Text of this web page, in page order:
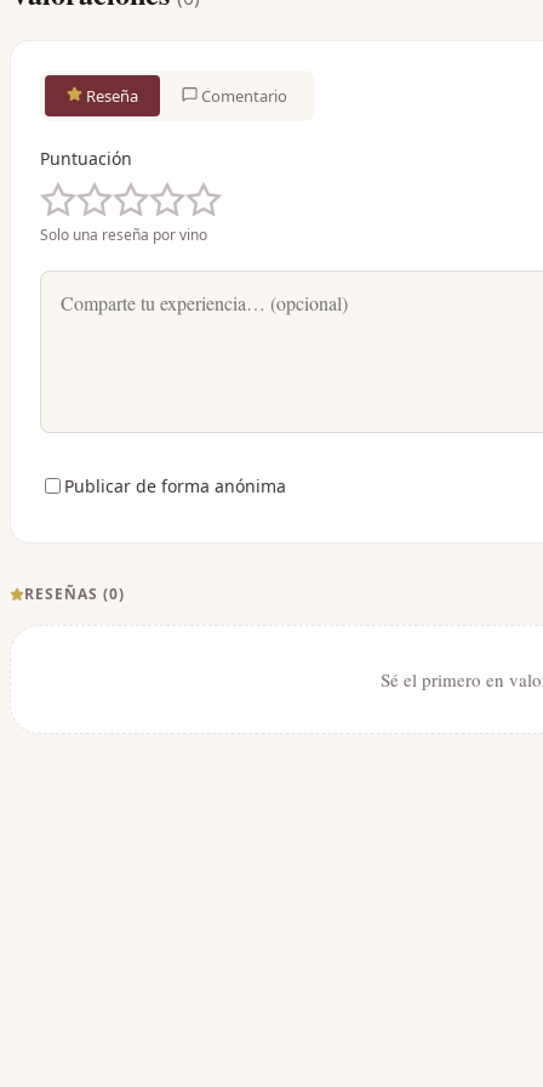
Reseña Comentario
Puntuación
Solo una reseña por vino
Publicar de forma anónima
RESEÑAS (0)
Sé el primero en